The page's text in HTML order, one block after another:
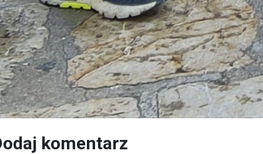
komentarz